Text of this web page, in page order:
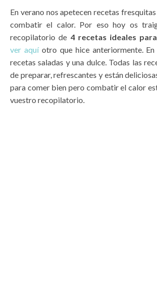
En verano nos apetecen recetas
combatir el calor. Por eso hoy os
recopilatorio de 4 recetas ideales
ver aquíotro que hice anteriormente. En
recetas saladas y una dulce. Todas las
de preparar, refrescantes y están
para comer bien pero combatir el calor
vuestro recopilatorio.